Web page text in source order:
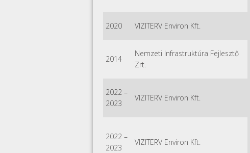
2020 VIZITERV Environ Kft.
2014
Nemzeti Infrastruktúra Fejlesztő
Zrt.
2022 –
2023
VIZITERV Environ Kft.
2022 –
2023
VIZITERV Environ Kft.